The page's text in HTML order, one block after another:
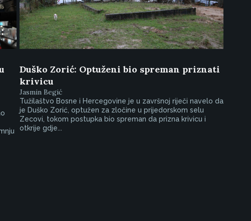
Duško Zorić: Optuženi bio spreman priznati
krivicu
Jasmin Begić
Tužilaštvo Bosne i Hercegovine je u završnoj riječi navelo da
je Duško Zorić, optužen za zločine u prijedorskom selu
Zecovi, tokom postupka bio spreman da prizna krivicu i
otkrije gdje...